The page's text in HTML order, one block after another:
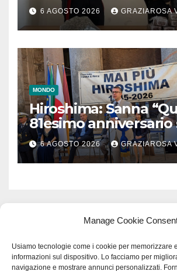
Manage Cookie
Usiamo tecnologie come i cookie per memorizzare
informazioni sul dispositivo. Lo facciamo per
navigazione e mostrare annunci personalizzati.
6 AGOSTO 2026 GRAZIAROSA
MONDO
Hiroshima: Sanna
81esimo anniversario
monito per tutti”
6 AGOSTO 2026 GRAZIAROSA